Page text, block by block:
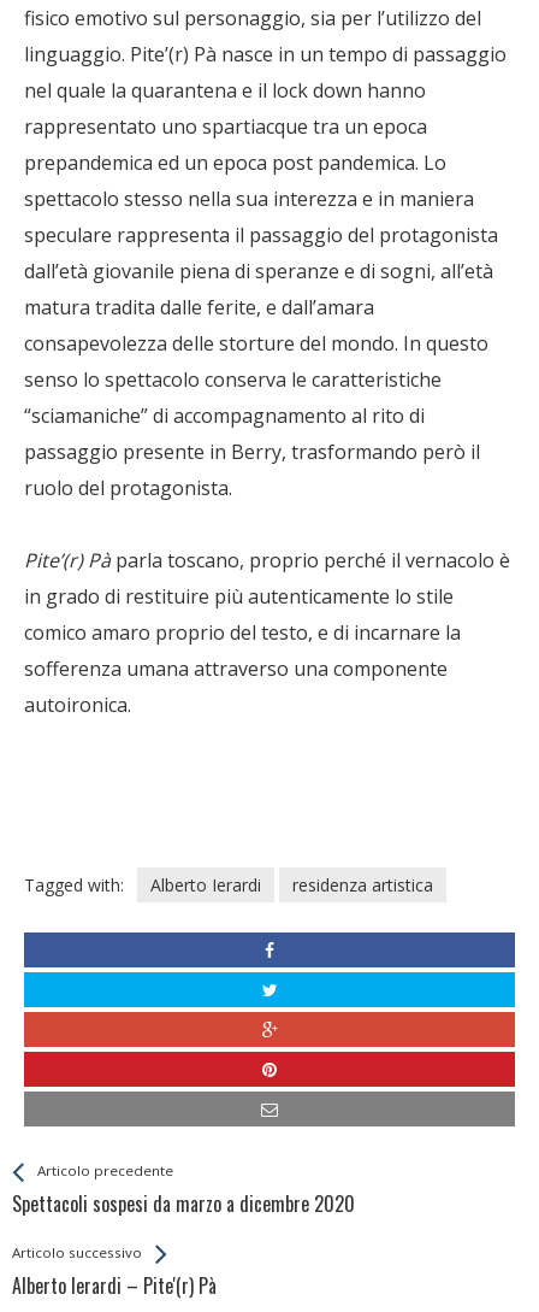
fisico emotivo sul personaggio, sia per l’utilizzo del
linguaggio. Pite’(r) Pà nasce in un tempo di passaggio
nel quale la quarantena e il lock down hanno
rappresentato uno spartiacque tra un epoca
prepandemica ed un epoca post pandemica. Lo
spettacolo stesso nella sua interezza e in maniera
speculare rappresenta il passaggio del protagonista
dall’età giovanile piena di speranze e di sogni, all’età
matura tradita dalle ferite, e dall’amara
consapevolezza delle storture del mondo. In questo
senso lo spettacolo conserva le caratteristiche
“sciamaniche” di accompagnamento al rito di
passaggio presente in Berry, trasformando però il
ruolo del protagonista.
Pite’(r) Pàparla toscano, proprio perché il vernacolo è
in grado di restituire più autenticamente lo stile
comico amaro proprio del testo, e di incarnare la
sofferenza umana attraverso una componente
autoironica.
Tagged with: Alberto Ierardi residenza artistica
LeggiArticolo precedente
Spettacoli sospesi da marzo a dicembre 2020
Back
All
Entries
Articolo successivo
Alberto Ierardi – Pite'(r) Pà